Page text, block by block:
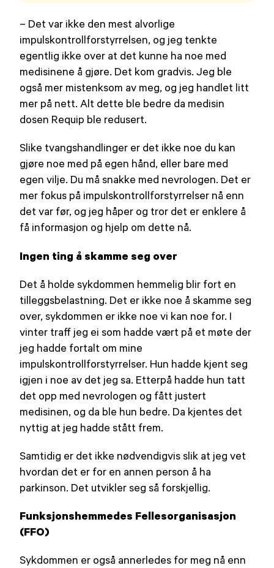
– Det var ikke den mest alvorlige
impulskontrollforstyrrelsen, og jeg tenkte
egentlig ikke over at det kunne ha noe med
medisinene å gjøre. Det kom gradvis. Jeg ble
også mer mistenksom av meg, og jeg handlet litt
mer på nett. Alt dette ble bedre da medisin
dosen Requip ble redusert.
Slike tvangshandlinger er det ikke noe du kan
gjøre noe med på egen hånd, eller bare med
egen vilje. Du må snakke med nevrologen. Det er
mer fokus på impulskontrollforstyrrelser nå enn
det var før, og jeg håper og tror det er enklere å
få informasjon og hjelp om dette nå.
Ingen ting å skamme seg over
Det å holde sykdommen hemmelig blir fort en
tilleggsbelastning. Det er ikke noe å skamme seg
over, sykdommen er ikke noe vi kan noe for. I
vinter traff jeg ei som hadde vært på et møte der
jeg hadde fortalt om mine
impulskontrollforstyrrelser. Hun hadde kjent seg
igjen i noe av det jeg sa. Etterpå hadde hun tatt
det opp med nevrologen og fått justert
medisinen, og da ble hun bedre. Da kjentes det
nyttig at jeg hadde stått frem.
Samtidig er det ikke nødvendigvis slik at jeg vet
hvordan det er for en annen person å ha
parkinson. Det utvikler seg så forskjellig.
Funksjonshemmedes Fellesorganisasjon
(FFO)
Sykdommen er også annerledes for meg nå enn